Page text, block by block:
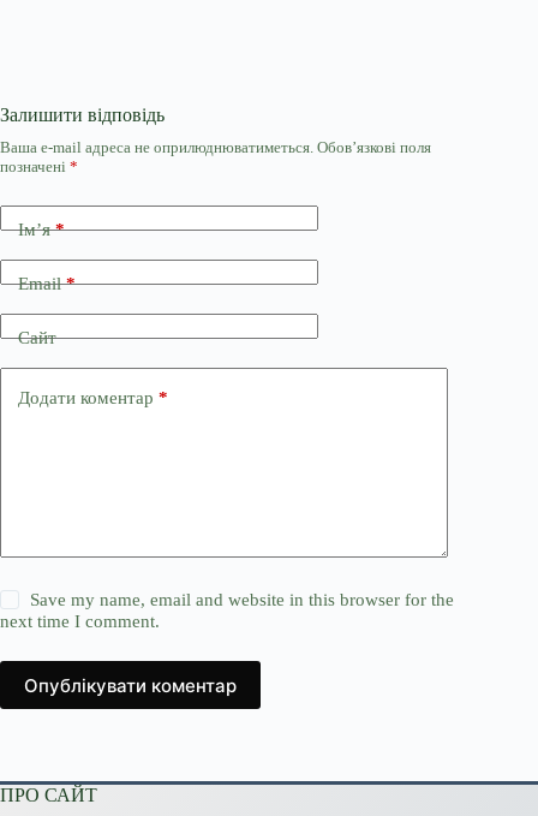
Залишити відповідь
Ваша e-mail адреса не оприлюднюватиметься. Обов’язкові поля
позначені *
Ім’я*
Email*
Сайт
Додати коментар *
Save my name, email and website in this browser for the
next time I comment.
Опублікувати коментар
ПРО САЙТ